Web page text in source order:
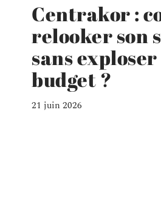
Centrakor :
relooker son
sans exploser
budget ?
21 juin 2026